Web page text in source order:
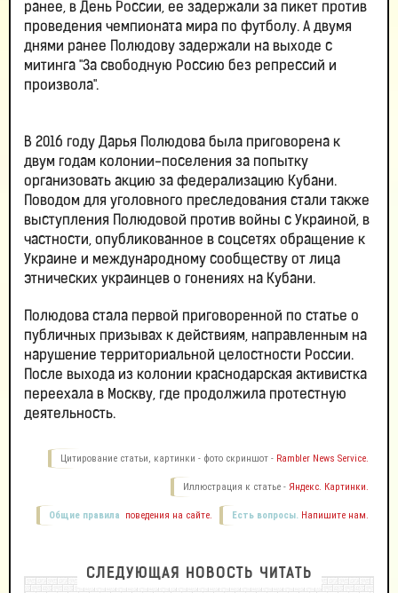
ранее, в День России, ее задержали за пикет против
проведения чемпионата мира по футболу. А двумя
днями ранее Полюдову задержали на выходе с
митинга "За свободную Россию без репрессий и
произвола".
В 2016 году Дарья Полюдова была приговорена к
двум годам колонии-поселения за попытку
организовать акцию за федерализацию Кубани.
Поводом для уголовного преследования стали также
выступления Полюдовой против войны с Украиной, в
частности, опубликованное в соцсетях обращение к
Украине и международному сообществу от лица
этнических украинцев о гонениях на Кубани.
Полюдова стала первой приговоренной по статье о
публичных призывах к действиям, направленным на
нарушение территориальной целостности России.
После выхода из колонии краснодарская активистка
переехала в Москву, где продолжила протестную
деятельность.
Цитирование статьи, картинки - фото скриншот - Rambler News Service.
Иллюстрация к статье - Яндекс. Картинки.
Есть вопросы. Напишите нам.
Общие правила поведения на сайте.
СЛЕДУЮЩАЯ НОВОСТЬ ЧИТАТЬ